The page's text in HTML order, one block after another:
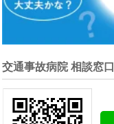
交通事故病院 相談窓口